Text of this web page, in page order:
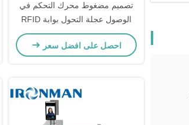
تصميم مضغوط محرك التحكم في
الوصول عجلة التحول بوابة RFID
عجلات التحول الذكية للصالات
الرياضية
احصل على افضل سعر